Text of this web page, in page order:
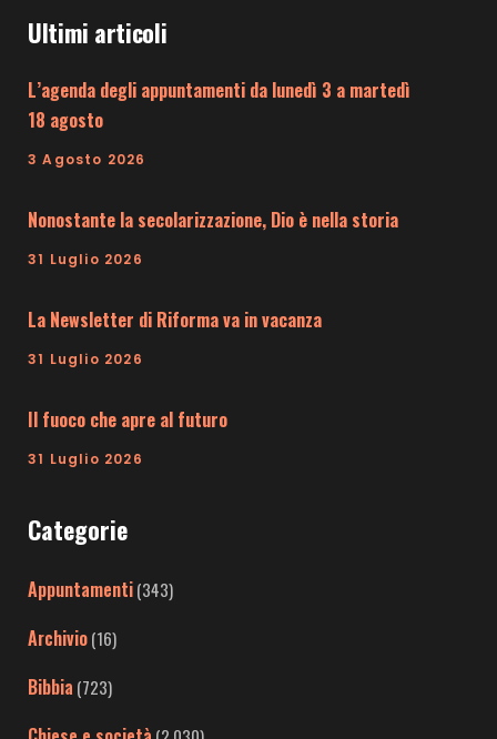
Ultimi articoli
L’agenda degli appuntamenti da lunedì 3 a martedì
18 agosto
3 Agosto 2026
Nonostante la secolarizzazione, Dio è nella storia
31 Luglio 2026
La Newsletter di Riforma va in vacanza
31 Luglio 2026
Il fuoco che apre al futuro
31 Luglio 2026
Categorie
Appuntamenti(343)
Archivio(16)
Bibbia (723)